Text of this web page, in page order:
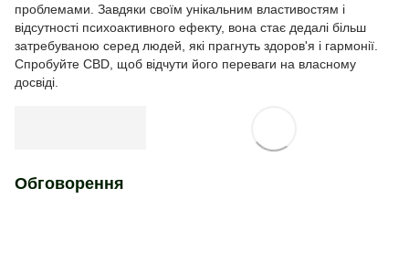
проблемами. Завдяки своїм унікальним властивостям і
відсутності психоактивного ефекту, вона стає дедалі більш
затребуваною серед людей, які прагнуть здоров'я і гармонії.
Спробуйте CBD, щоб відчути його переваги на власному
досвіді.
Обговорення